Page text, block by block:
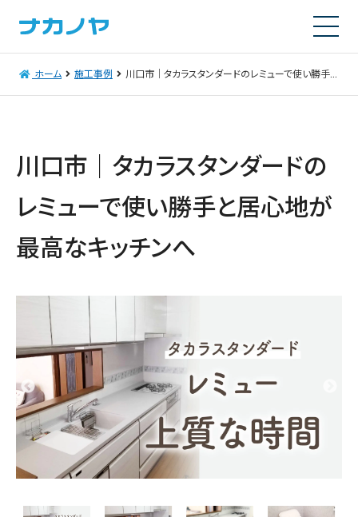
ホーム 施工事例 川口市｜タカラスタンダードのレミューで使い勝手と居心地が最高なキッチンへ
川口市｜タカラスタンダードの
レミューで使い勝手と居心地が
最高なキッチンへ